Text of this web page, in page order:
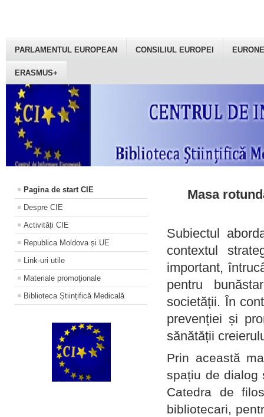
PARLAMENTUL EUROPEAN CONSILIUL EUROPEI
ERASMUS+
Pagina de start CIE
Despre CIE
Activități CIE
Republica Moldova și UE
Link-uri utile
Materiale promoţionale
Biblioteca Științifică Medicală
Masa
Subiectul
contextul
important,
pentru
societății. În
prevenției și
sănătății
Prin această
spațiu de dialog
Catedra de
bibliotecari,